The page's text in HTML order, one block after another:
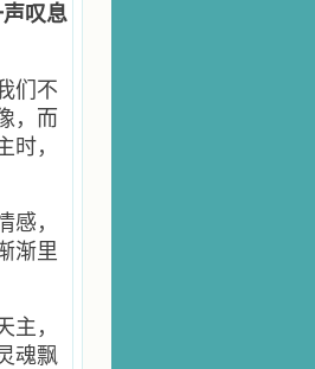
叹息
们不
，而
，
，
渐里
，
魂飘